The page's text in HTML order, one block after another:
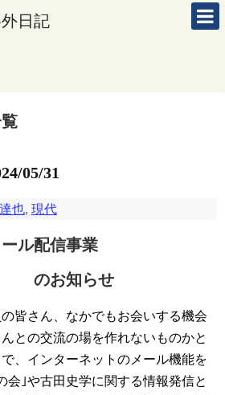
日記
05/31
也, 現代
ル配信事業
らせ
皆さん、なかでもお会いする機会
との交流の場を作れないものかと
、インターネットのメール機能を
会｣や古田史学に関する情報発信と